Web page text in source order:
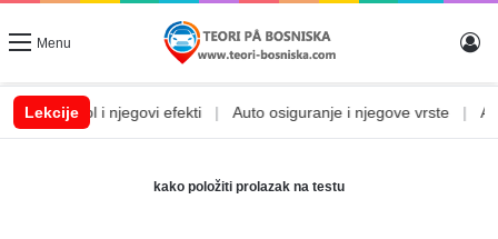
Menu
Lekcije
Alkohol i njegovi efekti Auto osiguranje i njegove vrste
kako položiti prolazak na testu